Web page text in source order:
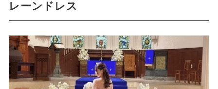
レーンドレス